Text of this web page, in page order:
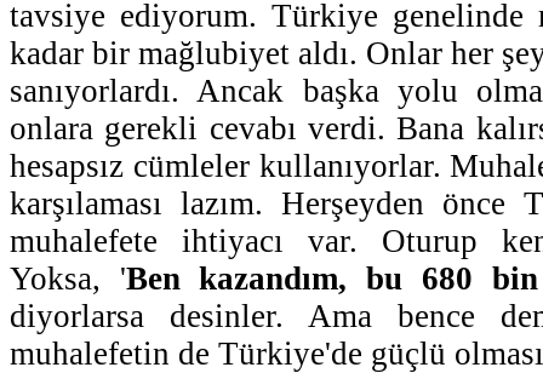
tavsiye ediyorum. Türkiye genelinde
kadar bir mağlubiyet aldı. Onlar her
sanıyorlardı. Ancak başka yolu
onlara gerekli cevabı verdi. Bana
hesapsız cümleler kullanıyorlar.
karşılaması lazım. Herşeyden
muhalefete ihtiyacı var. Oturup
Yoksa, 'Ben kazandım, bu 680
diyorlarsa desinler. Ama bence
muhalefetin de Türkiye'de güçlü